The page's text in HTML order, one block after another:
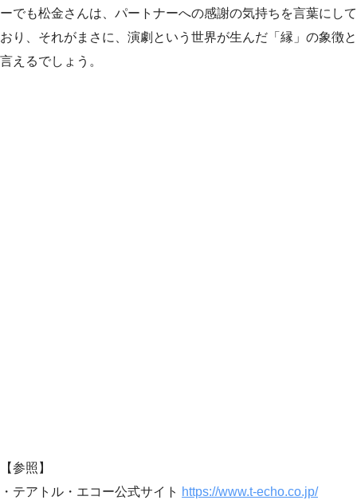
ーでも松金さんは、パートナーへの感謝の気持ちを言葉にして
おり、それがまさに、演劇という世界が生んだ「縁」の象徴と
言えるでしょう。
【参照】
・テアトル・エコー公式サイト https://www.t-echo.co.jp/